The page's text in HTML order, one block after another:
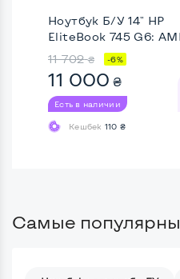
Ноутбук Б/У 14" HP
EliteBook 745 G6:
...
11 702 ₴ -6%
11 000 ₴
Есть в наличии
Кешбек 110 ₴
Самые